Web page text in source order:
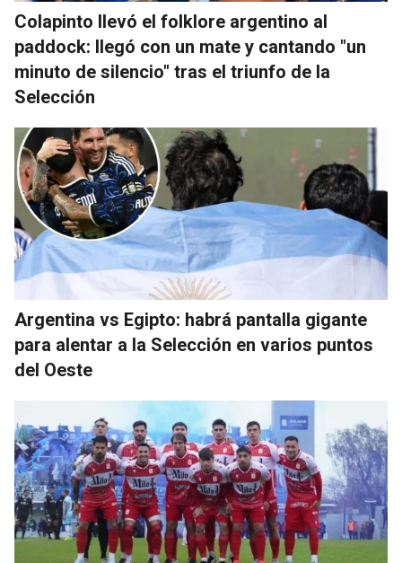
Colapinto llevó el folklore argentino al
paddock: llegó con un mate y cantando "un
minuto de silencio" tras el triunfo de la
Selección
Argentina vs Egipto: habrá pantalla gigante
para alentar a la Selección en varios puntos
del Oeste